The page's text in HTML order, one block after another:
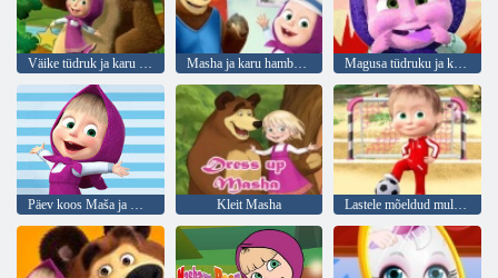
Väike tüdruk ja karu peidetud tähed Masha ja karu hambaarst Magusa tüdruku ja karu mälu väljakutse
Päev koos Maša ja Karuga Kleit Masha Lastele mõeldud multifilmide jalgpallimängud